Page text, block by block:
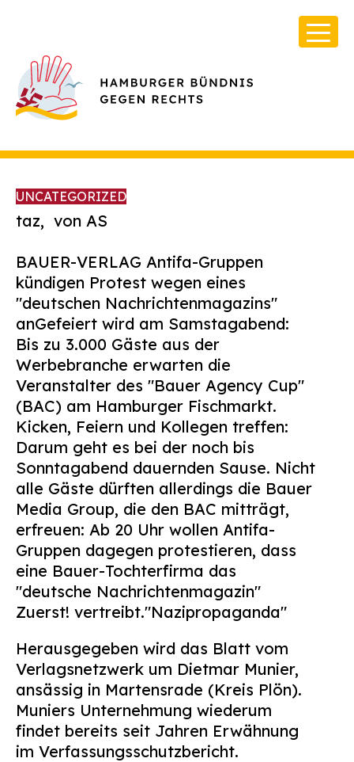
Über Uns
Infos & Broschüren
Archiv
Kontakt
Suchen
nach:
UNCATEGORIZED
taz, von AS
BAUER-VERLAG Antifa-Gruppen
kündigen Protest wegen eines
"deutschen Nachrichtenmagazins"
anGefeiert wird am Samstagabend:
Bis zu 3.000 Gäste aus der
Werbebranche erwarten die
Veranstalter des "Bauer Agency Cup"
(BAC) am Hamburger Fischmarkt.
Kicken, Feiern und Kollegen treffen:
Darum geht es bei der noch bis
Sonntagabend dauernden Sause. Nicht
alle Gäste dürften allerdings die Bauer
Media Group, die den BAC mitträgt,
erfreuen: Ab 20 Uhr wollen Antifa-
Gruppen dagegen protestieren, dass
eine Bauer-Tochterfirma das
"deutsche Nachrichtenmagazin"
Zuerst! vertreibt."Nazipropaganda"
Herausgegeben wird das Blatt vom
Verlagsnetzwerk um Dietmar Munier,
ansässig in Martensrade (Kreis Plön).
Muniers Unternehmung wiederum
findet bereits seit Jahren Erwähnung
im Verfassungsschutzbericht.